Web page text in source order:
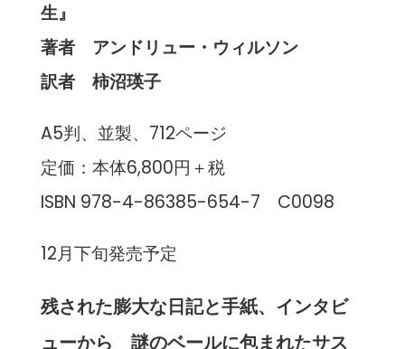
生』
著者 アンドリュー・ウィルソン
訳者 柿沼瑛子
A5判、並製、712ページ
定価：本体6,800円＋税
ISBN 978-4-86385-654-7 C0098
12月下旬発売予定
残された膨大な日記と手紙、インタビ
ューから 謎のベールに包まれたサス